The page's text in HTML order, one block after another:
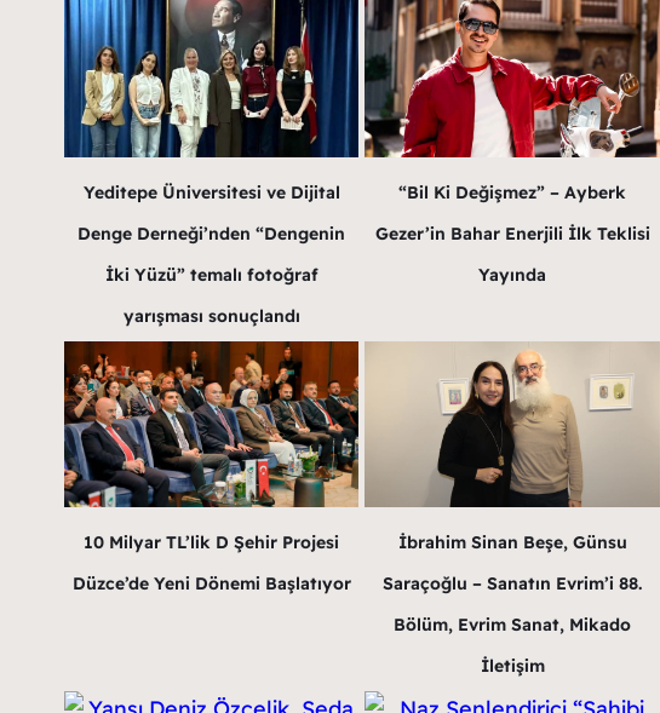
Yeditepe Üniversitesi ve Dijital
Denge Derneği’nden “Dengenin
İki Yüzü” temalı fotoğraf
yarışması sonuçlandı
“Bil Ki Değişmez” – Ayberk
Gezer’in Bahar Enerjili İlk Teklisi
Yayında
10 Milyar TL’lik D Şehir Projesi
Düzce’de Yeni Dönemi Başlatıyor
İbrahim Sinan Beşe, Günsu
Saraçoğlu – Sanatın Evrim’i 88.
Bölüm, Evrim Sanat, Mikado
İletişim